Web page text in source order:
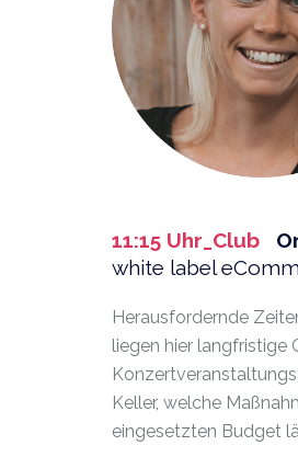
11:15 Uhr_Club
white label
Herausfordernde
liegen hier langfristige
Keller, welche
eingesetzten Budget